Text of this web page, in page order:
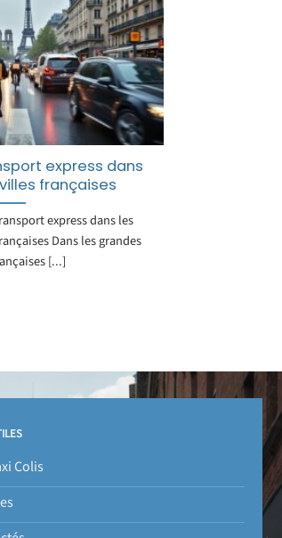
express dans
françaises
express dans les
Dans les grandes
[...]
Colis